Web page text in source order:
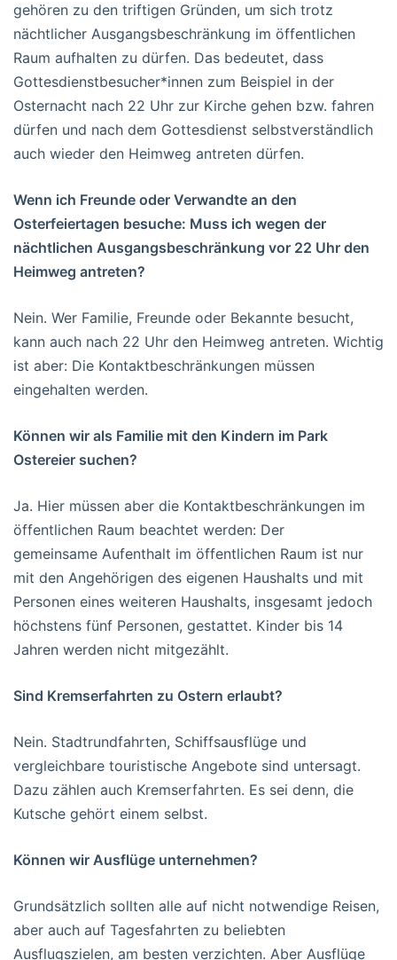
gehören zu den triftigen Gründen, um sich trotz
nächtlicher Ausgangsbeschränkung im öffentlichen
Raum aufhalten zu dürfen. Das bedeutet, dass
Gottesdienstbesucher*innen zum Beispiel in der
Osternacht nach 22 Uhr zur Kirche gehen bzw. fahren
dürfen und nach dem Gottesdienst selbstverständlich
auch wieder den Heimweg antreten dürfen.
Wenn ich Freunde oder Verwandte an den
Osterfeiertagen besuche: Muss ich wegen der
nächtlichen Ausgangsbeschränkung vor 22 Uhr den
Heimweg antreten?
Nein. Wer Familie, Freunde oder Bekannte besucht,
kann auch nach 22 Uhr den Heimweg antreten. Wichtig
ist aber: Die Kontaktbeschränkungen müssen
eingehalten werden.
Können wir als Familie mit den Kindern im Park
Ostereier suchen?
Ja. Hier müssen aber die Kontaktbeschränkungen im
öffentlichen Raum beachtet werden: Der
gemeinsame Aufenthalt im öffentlichen Raum ist nur
mit den Angehörigen des eigenen Haushalts und mit
Personen eines weiteren Haushalts, insgesamt jedoch
höchstens fünf Personen, gestattet. Kinder bis 14
Jahren werden nicht mitgezählt.
Sind Kremserfahrten zu Ostern erlaubt?
Nein. Stadtrundfahrten, Schiffsausflüge und
vergleichbare touristische Angebote sind untersagt.
Dazu zählen auch Kremserfahrten. Es sei denn, die
Kutsche gehört einem selbst.
Können wir Ausflüge unternehmen?
Grundsätzlich sollten alle auf nicht notwendige Reisen,
aber auch auf Tagesfahrten zu beliebten
Ausflugszielen, am besten verzichten. Aber Ausflüge